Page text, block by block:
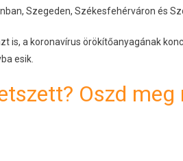
Szegeden, Székesfehérváron és
is, a koronavírus örökítőanyagának
esik.
Oszd meg